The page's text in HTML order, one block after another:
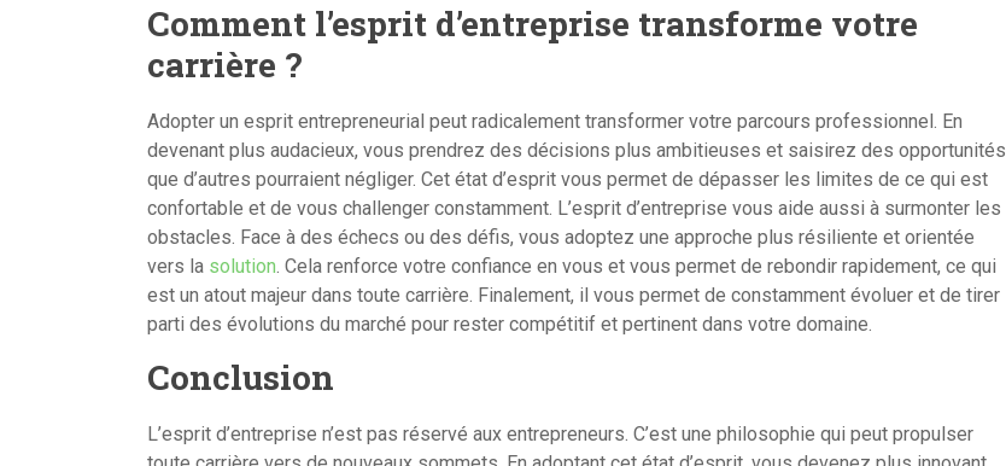
Comment l’esprit d’entreprise transforme votre
carrière ?
Adopter un esprit entrepreneurial peut radicalement transformer votre parcours professionnel. En
devenant plus audacieux, vous prendrez des décisions plus ambitieuses et saisirez des opportunités
que d’autres pourraient négliger. Cet état d’esprit vous permet de dépasser les limites de ce qui est
confortable et de vous challenger constamment. L’esprit d’entreprise vous aide aussi à surmonter les
obstacles. Face à des échecs ou des défis, vous adoptez une approche plus résiliente et orientée
vers la solution. Cela renforce votre confiance en vous et vous permet de rebondir rapidement, ce qui
est un atout majeur dans toute carrière. Finalement, il vous permet de constamment évoluer et de tirer
parti des évolutions du marché pour rester compétitif et pertinent dans votre domaine.
Conclusion
L’esprit d’entreprise n’est pas réservé aux entrepreneurs. C’est une philosophie qui peut propulser